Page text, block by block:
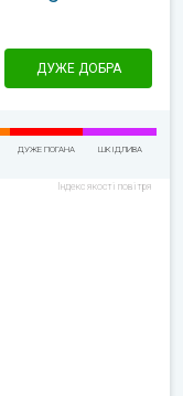
ДУЖЕ ДОБРА
ДУЖЕ ПОГАНА ШКІДЛИВА
Індекс якості повітря